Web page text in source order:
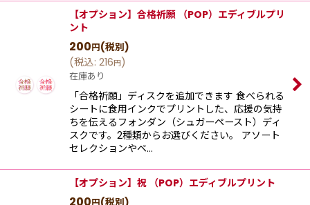
【オプション】合格祈願 （POP）エディブルプリ
ント
200円(税別)
(税込: 216円)
在庫あり
「合格祈願」ディスクを追加できます 食べられる
シートに食用インクでプリントした、応援の気持
ちを伝えるフォンダン（シュガーペースト）ディ
スクです。2種類からお選びください。 アソート
セレクションやベ…
【オプション】祝 （POP）エディブルプリント
200円(税別)